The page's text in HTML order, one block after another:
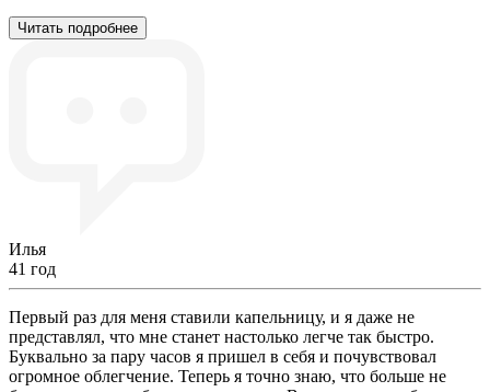
Читать подробнее
Илья
41 год
Первый раз для меня ставили капельницу, и я даже не
представлял, что мне станет настолько легче так быстро.
Буквально за пару часов я пришел в себя и почувствовал
огромное облегчение. Теперь я точно знаю, что больше не